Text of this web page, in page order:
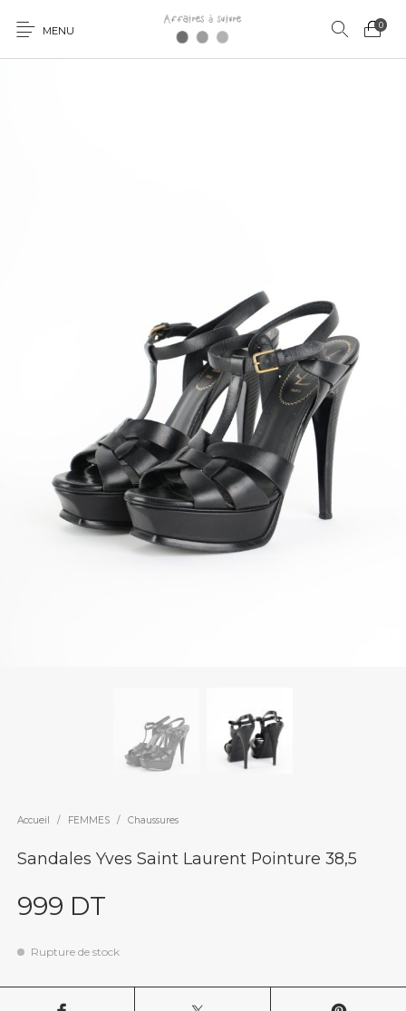
MENU 0
Accueil / FEMMES / Chaussures
Sandales Yves Saint Laurent Pointure 38,5
999 DT
Rupture de stock